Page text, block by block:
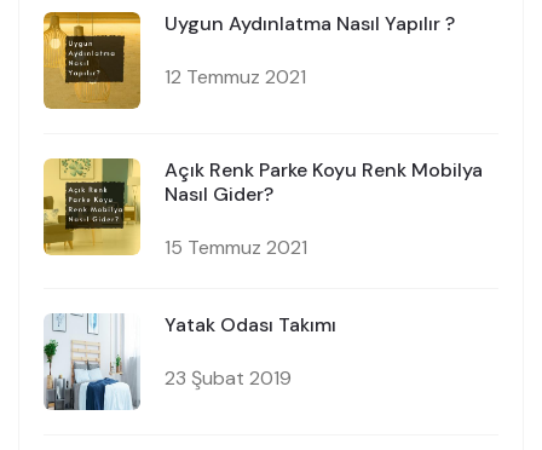
Uygun Aydınlatma Nasıl Yapılır ?
12 Temmuz 2021
Açık Renk Parke Koyu Renk Mobilya
Nasıl Gider?
15 Temmuz 2021
Yatak Odası Takımı
23 Şubat 2019